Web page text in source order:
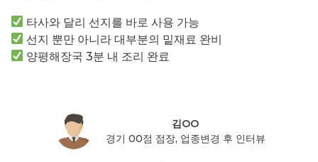
타사와 달리 선지를 바로 사용 가능
선지 뿐만 아니라 대부분의 밑재료 완비
양평해장국 3분 내 조리 완료
김OO
경기 00점 점장, 업종변경 후 인터뷰